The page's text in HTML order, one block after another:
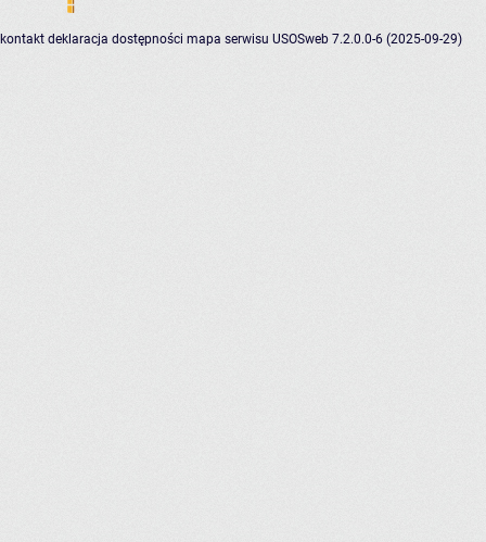
kontakt deklaracja dostępności mapa serwisu USOSweb 7.2.0.0-6 (2025-09-29)